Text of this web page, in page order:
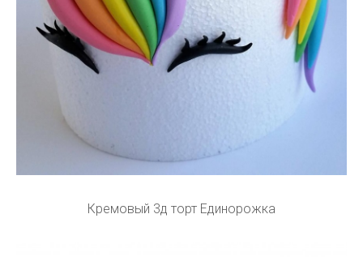
Кремовый 3д торт Единорожка